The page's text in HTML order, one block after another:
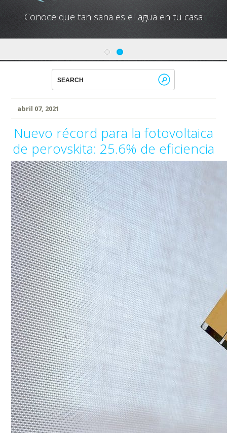
Conoce que tan sana es el agua en tu casa
Conoce cual es el mejor calentador solar de
México
abril 07, 2021
Nuevo récord para la fotovoltaica
de perovskita: 25.6% de eficiencia